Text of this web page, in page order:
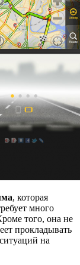
, которая
много
того, она не
прокладывать
на